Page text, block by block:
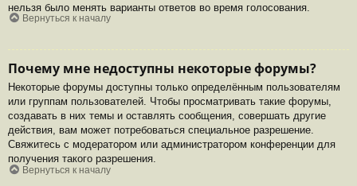
нельзя было менять варианты ответов во время голосования.
Вернуться к началу
Почему мне недоступны некоторые форумы?
Некоторые форумы доступны только определённым пользователям
или группам пользователей. Чтобы просматривать такие форумы,
создавать в них темы и оставлять сообщения, совершать другие
действия, вам может потребоваться специальное разрешение.
Свяжитесь с модератором или администратором конференции для
получения такого разрешения.
Вернуться к началу